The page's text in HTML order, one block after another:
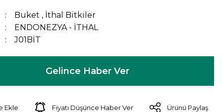
Buket , İthal Bitkiler
ENDONEZYA - İTHAL
J01BİT
Gelince Haber Ver
Fiyatı Düşünce Haber Ver Ürünü Paylaş